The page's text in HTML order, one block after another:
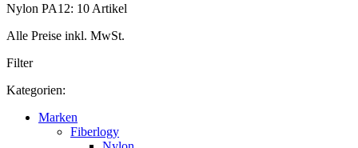
Nylon PA12: 10 Artikel
Alle Preise inkl. MwSt.
Filter
Kategorien:
Marken
Fiberlogy